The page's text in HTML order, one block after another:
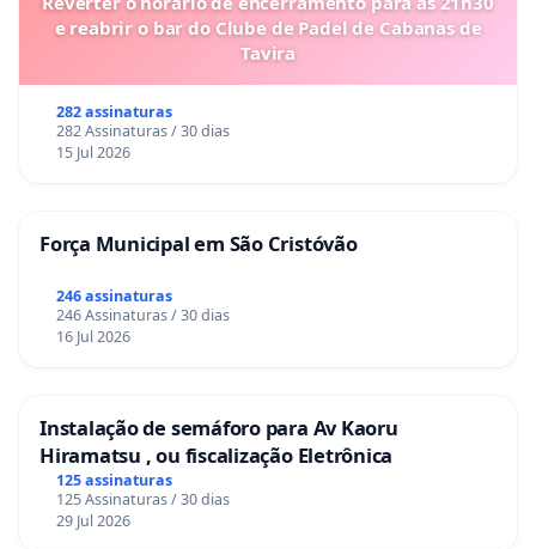
e reabrir o bar do Clube de Padel de Cabanas de
Tavira
282 assinaturas
282 Assinaturas / 30 dias
15 Jul 2026
Força Municipal em São Cristóvão
246 assinaturas
246 Assinaturas / 30 dias
16 Jul 2026
Instalação de semáforo para Av Kaoru
Hiramatsu , ou fiscalização Eletrônica
125 assinaturas
125 Assinaturas / 30 dias
29 Jul 2026